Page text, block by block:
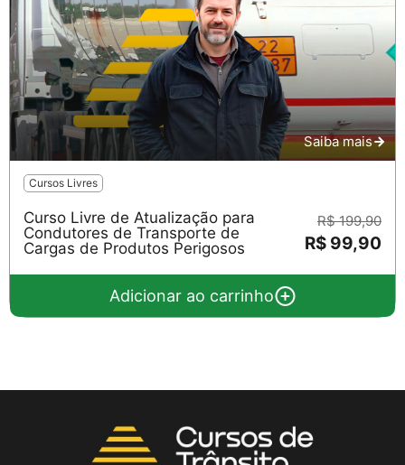
Saiba mais
Cursos Livres
Curso Livre de Atualização para
Condutores de Transporte de
Cargas de Produtos Perigosos
R$ 199,90
R$ 99,90
Adicionar ao carrinho